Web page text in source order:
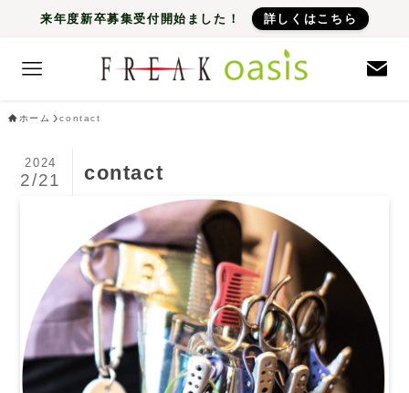
来年度新卒募集受付開始ました！ 詳しくはこちら
ホーム contact
contact
2024
2/21